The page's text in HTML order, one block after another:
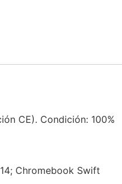
CE). Condición: 100%
Chromebook Swift